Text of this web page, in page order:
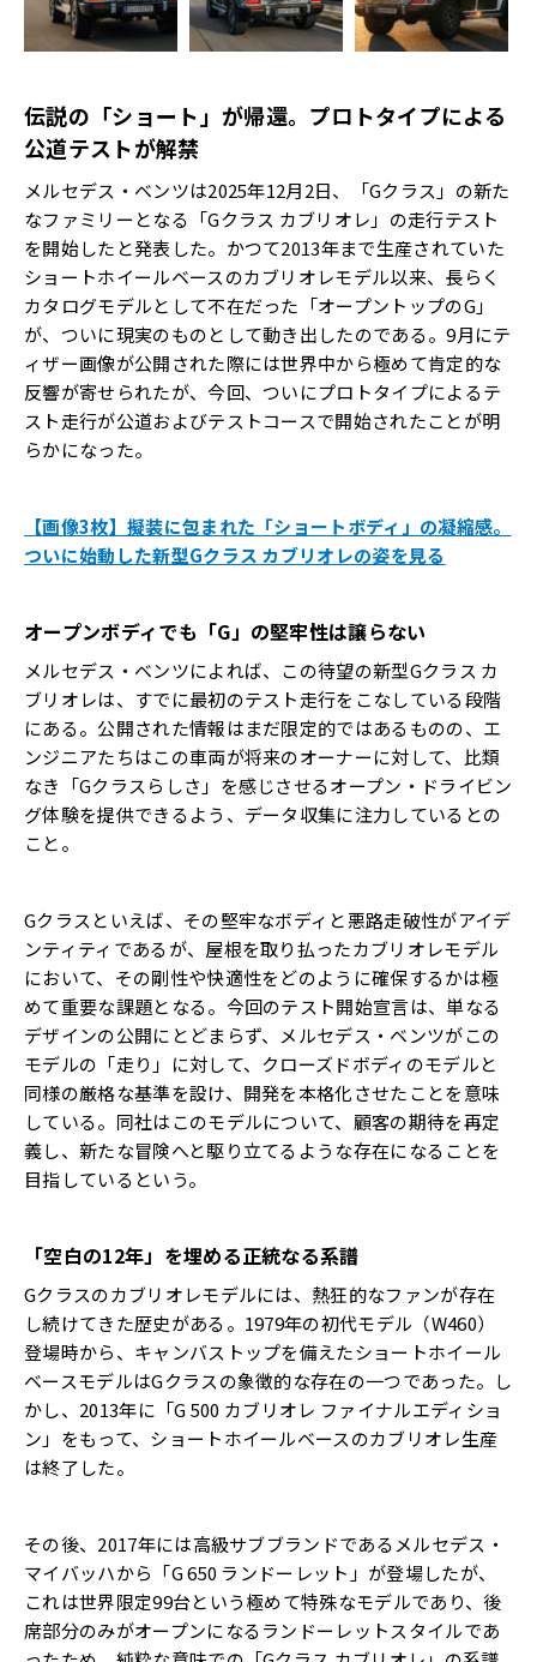
伝説の「ショート」が帰還。プロトタイプによる
公道テストが解禁
メルセデス・ベンツは2025年12月2日、「Gクラス」の新た
なファミリーとなる「Gクラス カブリオレ」の走行テスト
を開始したと発表した。かつて2013年まで生産されていた
ショートホイールベースのカブリオレモデル以来、長らく
カタログモデルとして不在だった「オープントップのG」
が、ついに現実のものとして動き出したのである。9月にテ
ィザー画像が公開された際には世界中から極めて肯定的な
反響が寄せられたが、今回、ついにプロトタイプによるテ
スト走行が公道およびテストコースで開始されたことが明
らかになった。
【画像3枚】擬装に包まれた「ショートボディ」の凝縮感。
ついに始動した新型Gクラス カブリオレの姿を見る
オープンボディでも「G」の堅牢性は譲らない
メルセデス・ベンツによれば、この待望の新型Gクラス カ
ブリオレは、すでに最初のテスト走行をこなしている段階
にある。公開された情報はまだ限定的ではあるものの、エ
ンジニアたちはこの車両が将来のオーナーに対して、比類
なき「Gクラスらしさ」を感じさせるオープン・ドライビン
グ体験を提供できるよう、データ収集に注力しているとの
こと。
Gクラスといえば、その堅牢なボディと悪路走破性がアイデ
ンティティであるが、屋根を取り払ったカブリオレモデル
において、その剛性や快適性をどのように確保するかは極
めて重要な課題となる。今回のテスト開始宣言は、単なる
デザインの公開にとどまらず、メルセデス・ベンツがこの
モデルの「走り」に対して、クローズドボディのモデルと
同様の厳格な基準を設け、開発を本格化させたことを意味
している。同社はこのモデルについて、顧客の期待を再定
義し、新たな冒険へと駆り立てるような存在になることを
目指しているという。
「空白の12年」を埋める正統なる系譜
Gクラスのカブリオレモデルには、熱狂的なファンが存在
し続けてきた歴史がある。1979年の初代モデル（W460）
登場時から、キャンバストップを備えたショートホイール
ベースモデルはGクラスの象徴的な存在の一つであった。し
かし、2013年に「G 500 カブリオレ ファイナルエディショ
ン」をもって、ショートホイールベースのカブリオレ生産
は終了した。
その後、2017年には高級サブブランドであるメルセデス・
マイバッハから「G 650 ランドーレット」が登場したが、
これは世界限定99台という極めて特殊なモデルであり、後
席部分のみがオープンになるランドーレットスタイルであ